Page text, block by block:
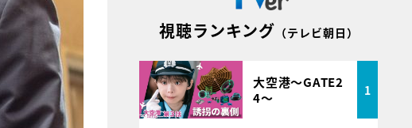
視聴ランキング （テレビ朝日）
大空港～GATE2
4～
1